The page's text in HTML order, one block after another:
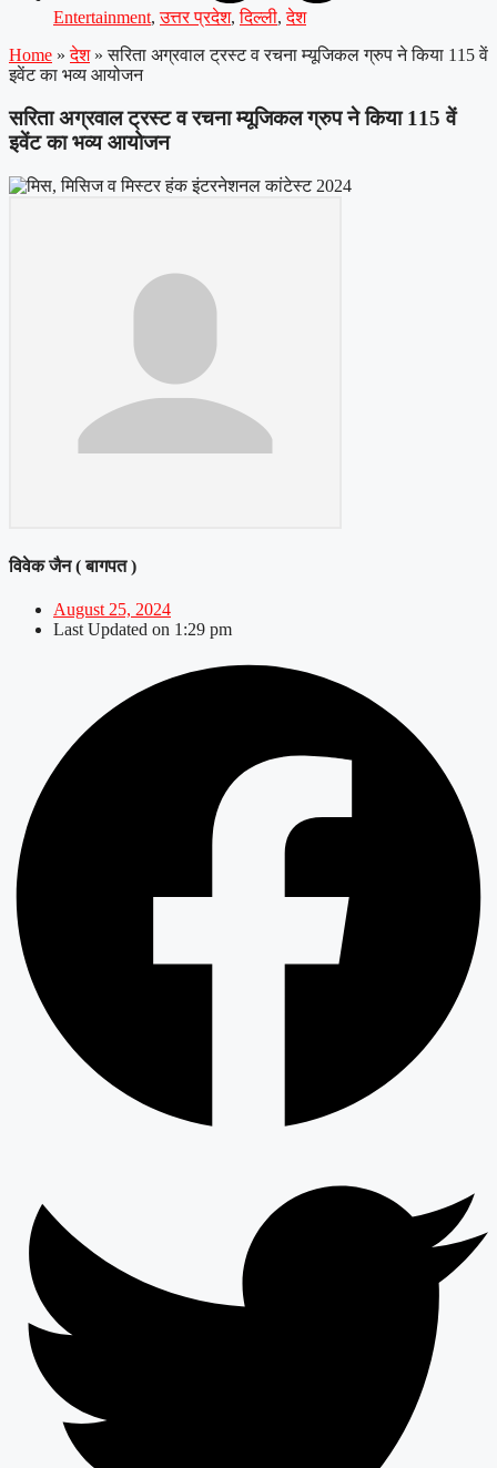
Entertainment,उत्तर प्रदेश,दिल्ली,देश
Home » देश » सरिता अग्रवाल ट्रस्ट व रचना म्यूजिकल ग्रुप ने किया 115 वें
इवेंट का भव्य आयोजन
सरिता अग्रवाल ट्रस्ट व रचना म्यूजिकल ग्रुप ने किया 115 वें
इवेंट का भव्य आयोजन
विवेक जैन ( बागपत )
August 25, 2024
Last Updated on 1:29 pm